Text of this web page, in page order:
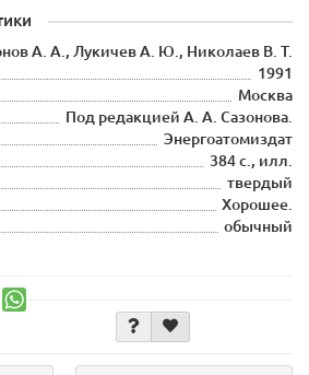
А. А., Лукичев А. Ю., Николаев В. Т.
1991
Москва
Под редакцией А. А. Сазонова.
Энергоатомиздат
384 с., илл.
твердый
Хорошее.
обычный